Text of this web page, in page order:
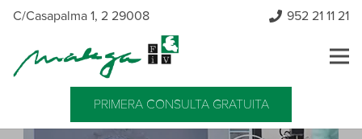
C/Casapalma 1, 2 29008 952 21 11 21
PRIMERA CONSULTA GRATUITA